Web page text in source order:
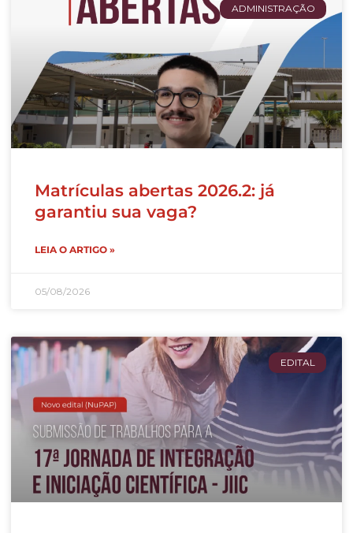
ADMINISTRAÇÃO
Matrículas abertas 2026.2: já
garantiu sua vaga?
LEIA O ARTIGO »
05/08/2026
EDITAL